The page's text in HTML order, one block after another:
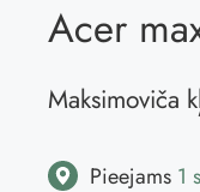
Acer
Maksimoviča
Pieejams 1